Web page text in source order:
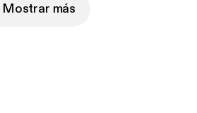
Mostrar más